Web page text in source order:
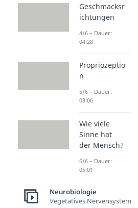
Geschmacksr
ichtungen
4/6 – Dauer:
04:28
Propriozeptio
n
5/6 – Dauer:
03:06
Wie viele
Sinne hat
der Mensch?
6/6 – Dauer:
05:01
Neurobiologie
Vegetatives Nervensystem